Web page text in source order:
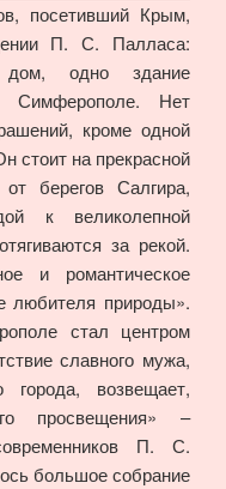
посетивший Крым,
П. С. Палласа:
одно здание
Симферополе. Нет
кроме одной
стоит на прекрасной
берегов Салгира,
к великолепной
за рекой.
и романтическое
любителя природы».
стал центром
славного мужа,
города, возвещает,
просвещения» –
П. С.
большое собрание